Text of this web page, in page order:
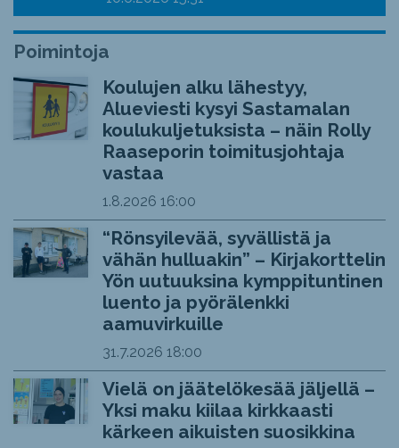
Poimintoja
Koulujen alku lähestyy,
Alueviesti kysyi Sastamalan
koulukuljetuksista – näin Rolly
Raaseporin toimitusjohtaja
vastaa
1.8.2026 16:00
“Rönsyilevää, syvällistä ja
vähän hulluakin” – Kirjakorttelin
Yön uutuuksina kymppituntinen
luento ja pyörälenkki
aamuvirkuille
31.7.2026 18:00
Vielä on jäätelökesää jäljellä –
Yksi maku kiilaa kirkkaasti
kärkeen aikuisten suosikkina